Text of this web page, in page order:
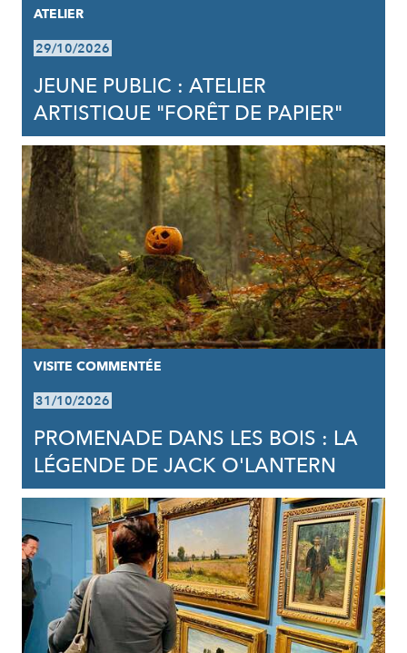
ATELIER
29/10/2026
JEUNE PUBLIC : ATELIER
ARTISTIQUE "FORÊT DE PAPIER"
VISITE COMMENTÉE
31/10/2026
PROMENADE DANS LES BOIS : LA
LÉGENDE DE JACK O'LANTERN